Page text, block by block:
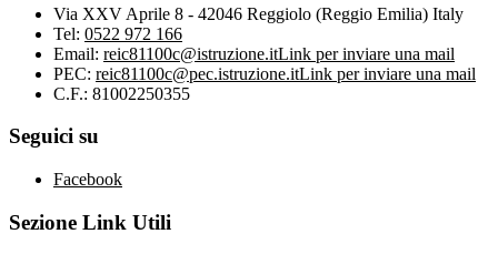
Via XXV Aprile 8 - 42046 Reggiolo (Reggio Emilia) Italy
Tel: 0522 972 166
Email: reic81100c@istruzione.itLink per inviare una mail
PEC: reic81100c@pec.istruzione.itLink per inviare una mail
C.F.: 81002250355
Seguici su
Facebook
Sezione Link Utili